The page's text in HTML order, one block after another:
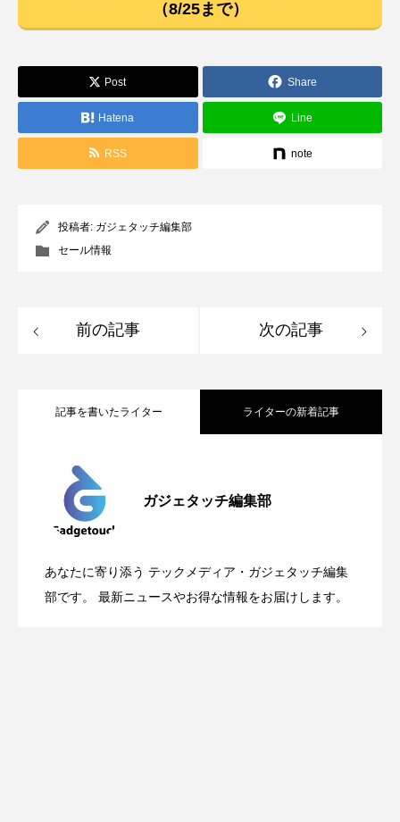
（8/25まで）
Post Share
Hatena Line
RSS note
投稿者: ガジェタッチ編集部
セール情報
前の記事 次の記事
記事を書いたライター ライターの新着記事
ガジェタッチ編集部
あなたに寄り添う テックメディア・ガジェタッチ編集
部です。 最新ニュースやお得な情報をお届けします。
2026.05.04
登場
2026.04.24
Directに動いた理由、担当者も答えられな
2026.04.23 OpenMic Insight：AFEELA開発中止で見